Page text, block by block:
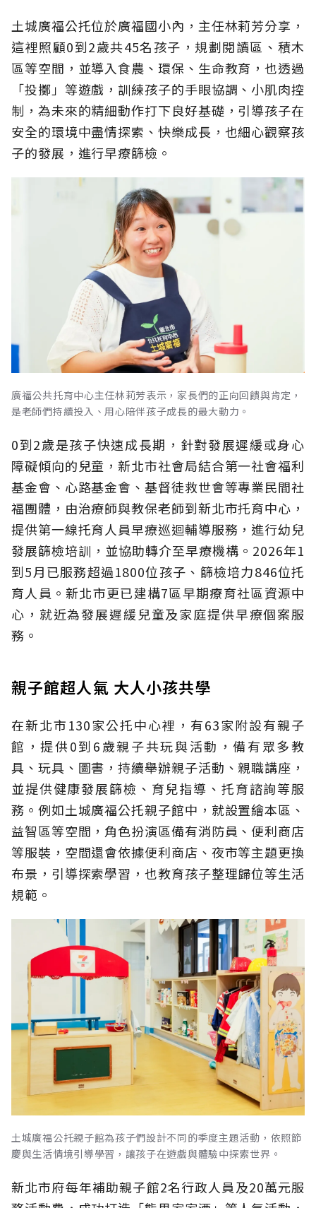
土城廣福公托位於廣福國小內，主任林莉芳分享，
這裡照顧0到2歲共45名孩子，規劃閱讀區、積木
區等空間，並導入食農、環保、生命教育，也透過
「投擲」等遊戲，訓練孩子的手眼協調、小肌肉控
制，為未來的精細動作打下良好基礎，引導孩子在
安全的環境中盡情探索、快樂成長，也細心觀察孩
子的發展，進行早療篩檢。
廣福公共托育中心主任林莉芳表示，家長們的正向回饋與肯定，
是老師們持續投入、用心陪伴孩子成長的最大動力。
0到2歲是孩子快速成長期，針對發展遲緩或身心
障礙傾向的兒童，新北市社會局結合第一社會福利
基金會、心路基金會、基督徒救世會等專業民間社
福團體，由治療師與教保老師到新北市托育中心，
提供第一線托育人員早療巡迴輔導服務，進行幼兒
發展篩檢培訓，並協助轉介至早療機構。2026年1
到5月已服務超過1800位孩子、篩檢培力846位托
育人員。新北市更已建構7區早期療育社區資源中
心，就近為發展遲緩兒童及家庭提供早療個案服
務。
親子館超人氣 大人小孩共學
在新北市130家公托中心裡，有63家附設有親子
館，提供0到6歲親子共玩與活動，備有眾多教
具、玩具、圖書，持續舉辦親子活動、親職講座，
並提供健康發展篩檢、育兒指導、托育諮詢等服
務。例如土城廣福公托親子館中，就設置繪本區、
益智區等空間，角色扮演區備有消防員、便利商店
等服裝，空間還會依據便利商店、夜市等主題更換
布景，引導探索學習，也教育孩子整理歸位等生活
規範。
土城廣福公托親子館為孩子們設計不同的季度主題活動，依照節
慶與生活情境引導學習，讓孩子在遊戲與體驗中探索世界。
新北市府每年補助親子館2名行政人員及20萬元服